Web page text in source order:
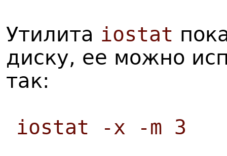
Утилита iostat
диску, ее можно
так:
iostat -x -m 3